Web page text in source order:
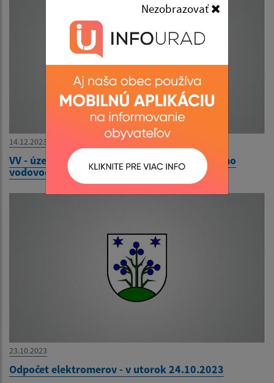
14.12.2023
VV - územné rozhodnutie - Rozšírenie obecného
vodovodu Obce Hrádok
23.10.2023
Odpočet elektromerov - v utorok 24.10.2023
Nezobrazovať